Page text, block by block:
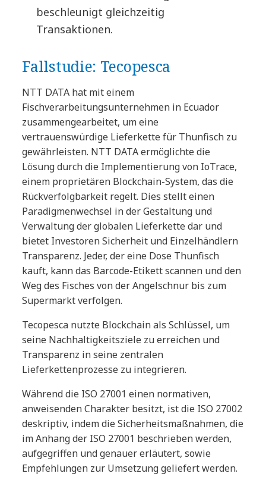
beschleunigt gleichzeitig
Transaktionen.
Fallstudie: Tecopesca
NTT DATA hat mit einem
Fischverarbeitungsunternehmen in Ecuador
zusammengearbeitet, um eine
vertrauenswürdige Lieferkette für Thunfisch zu
gewährleisten. NTT DATA ermöglichte die
Lösung durch die Implementierung von IoTrace,
einem proprietären Blockchain-System, das die
Rückverfolgbarkeit regelt. Dies stellt einen
Paradigmenwechsel in der Gestaltung und
Verwaltung der globalen Lieferkette dar und
bietet Investoren Sicherheit und Einzelhändlern
Transparenz. Jeder, der eine Dose Thunfisch
kauft, kann das Barcode-Etikett scannen und den
Weg des Fisches von der Angelschnur bis zum
Supermarkt verfolgen.
Tecopesca nutzte Blockchain als Schlüssel, um
seine Nachhaltigkeitsziele zu erreichen und
Transparenz in seine zentralen
Lieferkettenprozesse zu integrieren.
Während die ISO 27001 einen normativen,
anweisenden Charakter besitzt, ist die ISO 27002
deskriptiv, indem die Sicherheitsmaßnahmen, die
im Anhang der ISO 27001 beschrieben werden,
aufgegriffen und genauer erläutert, sowie
Empfehlungen zur Umsetzung geliefert werden.